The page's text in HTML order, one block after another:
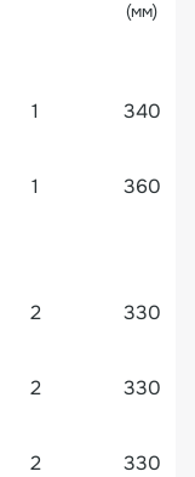
(мм)
1 340
1 360
2 330
2 330
2 330